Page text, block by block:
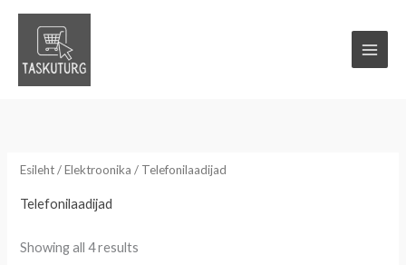
content
Esileht/Elektroonika / Telefonilaadijad
Telefonilaadijad
Showing all 4 results